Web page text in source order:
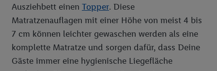
Ausziehbett einen Topper. Diese
Matratzenauflagen mit einer Höhe von meist 4 bis
7 cm können leichter gewaschen werden als eine
komplette Matratze und sorgen dafür, dass Deine
Gäste immer eine hygienische Liegefläche
Kundenkonto-Referenz, wie z.B. Ihrer Mobilfunknummer, eine
Kennung für Utiq erstellt. Wir werden diese Kennung
verwenden, um Sie wiederzuerkennen und Erkenntnisse über
Ihr Nutzungsverhalten in den Lidl-Diensten zu erfassen.
Insbesondere können Sie mittels dieser Technologie auch auf
Diensten wiedererkannt werden, die von Dritten betrieben